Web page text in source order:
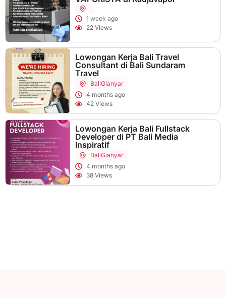
1 week ago
22 Views
Lowongan Kerja Bali Travel
Consultant di Bali Sundaram
Travel
BaliGianyar
4 months ago
42 Views
Lowongan Kerja Bali Fullstack
Developer di PT Bali Media
Inspiratif
BaliGianyar
4 months ago
38 Views